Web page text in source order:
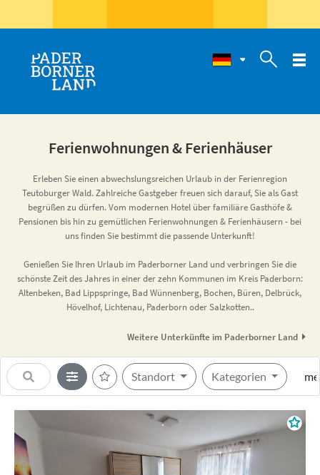

Ferienwohnungen & Ferienhäuser
Erleben Sie einen abwechslungsreichen Urlaub in der Ferienregion
Teutoburger Wald. Zahlreiche Gastgeber freuen sich darauf, Sie als Gast
begrüßen zu dürfen. Vom modernen Hotel über familiäre Gasthöfe &
Pensionen bis hin zu gemütlichen Ferienwohnungen & Ferienhäusern - bei
uns finden Sie bestimmt die passende Unterkunft!
Genießen Sie Ihren Urlaub im Paderborner Land und verbringen Sie die
schönste Zeit des Jahres in einer der zehn Kommunen im Kreis Paderborn:
Altenbeken, Bad Lippspringe, Bad Wünnenberg, Bochen, Büren, Delbrück,
Hövelhof, Lichtenau, Paderborn oder Salzkotten..
Weitere Unterkünfte im Paderborner Land